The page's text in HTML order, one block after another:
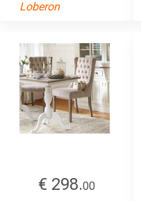
Loberon
€ 298.00